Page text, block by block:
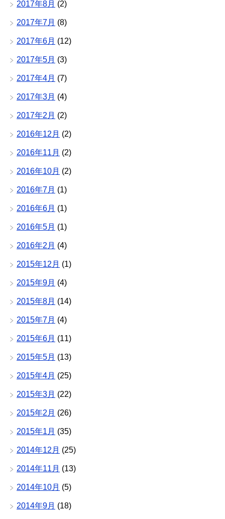
2017年8月 (2)
2017年7月 (8)
2017年6月 (12)
2017年5月 (3)
2017年4月 (7)
2017年3月 (4)
2017年2月 (2)
2016年12月 (2)
2016年11月 (2)
2016年10月 (2)
2016年7月 (1)
2016年6月 (1)
2016年5月 (1)
2016年2月 (4)
2015年12月 (1)
2015年9月 (4)
2015年8月 (14)
2015年7月 (4)
2015年6月 (11)
2015年5月 (13)
2015年4月 (25)
2015年3月 (22)
2015年2月 (26)
2015年1月 (35)
2014年12月 (25)
2014年11月 (13)
2014年10月 (5)
2014年9月 (18)